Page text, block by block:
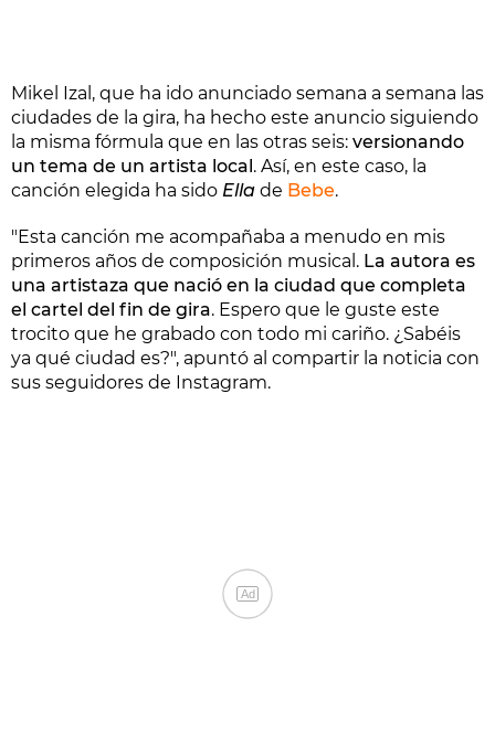
Mikel Izal, que ha ido anunciado semana a semana las
ciudades de la gira, ha hecho este anuncio siguiendo
la misma fórmula que en las otras seis: versionando
un tema de un artista local. Así, en este caso, la
canción elegida ha sido Ella de Bebe.
"Esta canción me acompañaba a menudo en mis
primeros años de composición musical. La autora es
una artistaza que nació en la ciudad que completa
el cartel del fin de gira. Espero que le guste este
trocito que he grabado con todo mi cariño. ¿Sabéis
ya qué ciudad es?", apuntó al compartir la noticia con
sus seguidores de Instagram.
Ad